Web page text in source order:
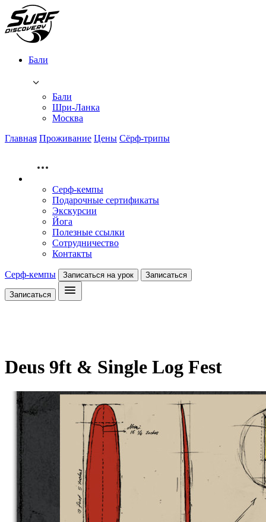
Бали
Бали
Шри-Ланка
Москва
Главная Проживание Цены Сёрф-трипы
Серф-кемпы
Подарочные сертификаты
Экскурсии
Йога
Полезные ссылки
Сотрудничество
Контакты
Серф-кемпы Записаться на урок Записаться
Записаться
Deus 9ft & Single Log Fest